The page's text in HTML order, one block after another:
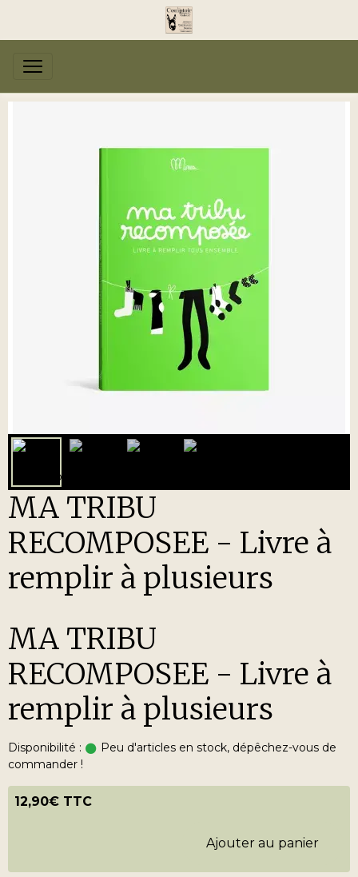
MA TRIBU
RECOMPOSEE - Livre à
remplir à plusieurs
MA TRIBU
RECOMPOSEE - Livre à
remplir à plusieurs
Disponibilité :
Peu d'articles en stock, dépêchez-vous de
commander !
12,90€ TTC
Ajouter au panier